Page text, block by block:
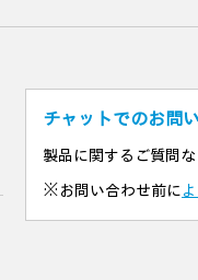
チャットでのお問
製品に関するご質問な
※お問い合わせ前に